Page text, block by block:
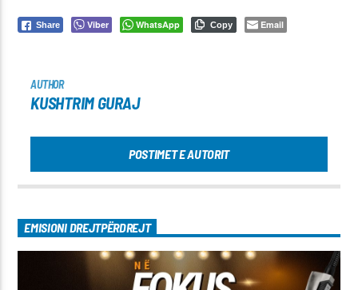
Share Viber WhatsApp Copy Email
AUTHOR
KUSHTRIM GURAJ
POSTIMET E AUTORIT
EMISIONI DREJTPËRDREJT